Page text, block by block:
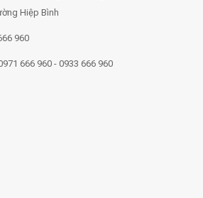
Hiệp Bình
960
666 960 - 0933 666 960